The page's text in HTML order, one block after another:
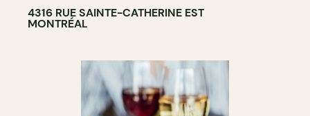
4316 RUE SAINTE-CATHERINE EST
MONTRÉAL